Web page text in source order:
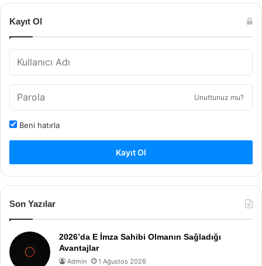
Kayıt Ol
Unuttunuz mu?
Beni hatırla
Kayıt Ol
Son Yazılar
2026’da E İmza Sahibi Olmanın Sağladığı
Avantajlar
Admin 1 Ağustos 2026